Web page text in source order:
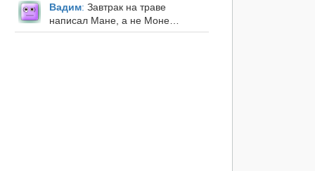
Вадим: Завтрак на траве
написал Мане, а не Моне…